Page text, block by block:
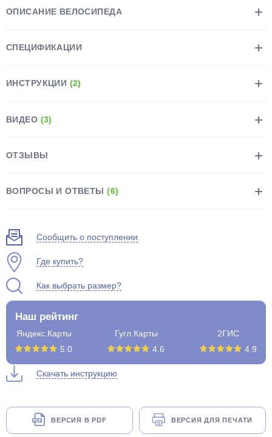
ОПИСАНИЕ ВЕЛОСИПЕДА
СПЕЦИФИКАЦИИ
ИНСТРУКЦИИ (2)
ВИДЕО (3)
ОТЗЫВЫ
ВОПРОСЫ И ОТВЕТЫ(6)
Сообщить о поступлении
Где купить?
Как выбрать размер?
Наш рейтинг
Яндекс.Карты
5.0
Гугл.Карты
4.6
2ГИС
4.9
Скачать инструкцию
ВЕРСИЯ В PDF ВЕРСИЯ ДЛЯ ПЕЧАТИ